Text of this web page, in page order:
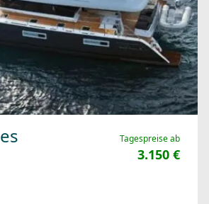
Tagespreise ab
3.150 €